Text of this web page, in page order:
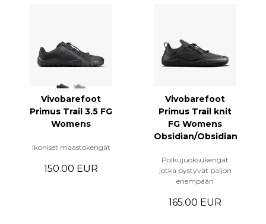
Vivobarefoot
Primus Trail 3.5 FG
Womens
Ikoniset maastokengät
150.00 EUR
Vivobarefoot
Primus Trail knit
FG Womens
Obsidian/Obsidian
Polkujuoksukengät
jotka pystyvät paljon
enempään
165.00 EUR